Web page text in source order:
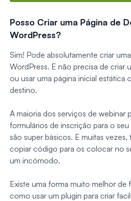
Posso Criar uma Página de
WordPress?
Sim! Pode absolutamente criar
WordPress. E não precisa de criar
ou usar uma página inicial estática
destino.
A maioria dos serviços de webinar
formulários de inscrição para o
são super básicos. E muitas
copiar código para os colocar no
um incómodo.
Existe uma forma muito melhor de
como usar um plugin para criar